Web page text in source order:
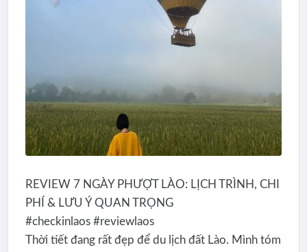
REVIEW 7 NGÀY PHƯỢT LÀO: LỊCH TRÌNH, CHI
PHÍ & LƯU Ý QUAN TRỌNG
#checkinlaos #reviewlaos
Thời tiết đang rất đẹp để du lịch đất Lào. Mình tóm